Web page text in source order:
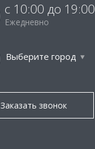
с 10:00 до 19:00
Ежедневно
Выберите город
Заказать звонок